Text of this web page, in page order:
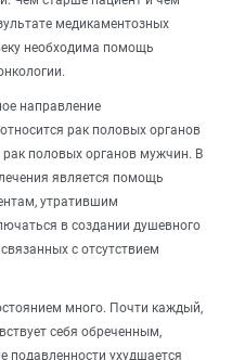
медикаментозных
необходима помощь
направление
рак половых органов
половых органов мужчин. В
является помощь
утратившим
в создании душевного
с отсутствием
много. Почти каждый,
себя обреченным,
подавленности ухудшается